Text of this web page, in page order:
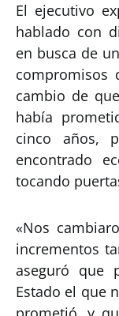
El ejecutivo
hablado con
en busca de
compromisos
cambio de
había
cinco años,
encontrado
tocando
«Nos
incrementos
aseguró que
Estado el que